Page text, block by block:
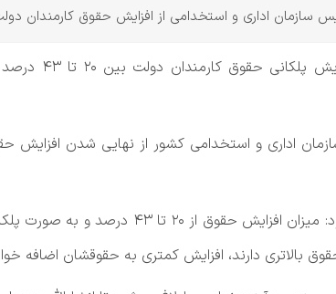
اداری و استخدامی از افزایش حقوق کارمندان دولت بصورت
رئیس
اداری و استخدامی کشور از نهایی شدن افزایش
رئیس سازمان اداری و استخدامی با اعلام
بالاتری دارند، افزایش کمتری به حقوقشان اضافه